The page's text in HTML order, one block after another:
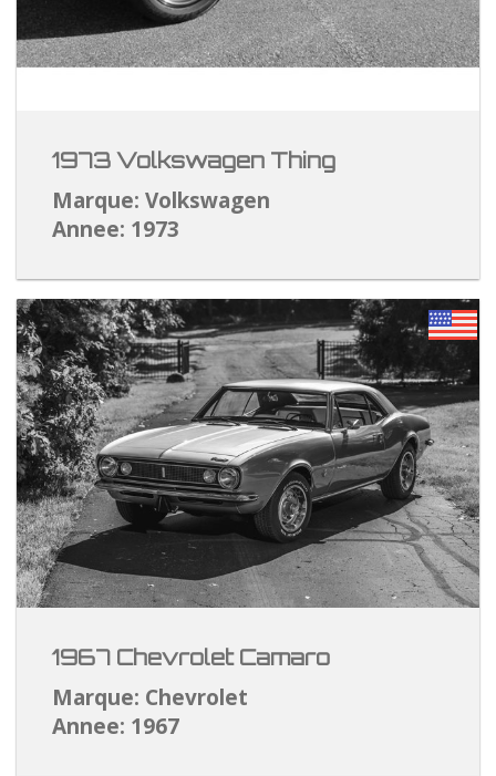
1973 Volkswagen Thing
Marque: Volkswagen
Annee: 1973
1967 Chevrolet Camaro
Marque: Chevrolet
Annee: 1967